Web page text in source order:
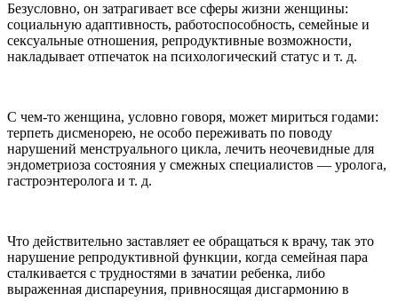
Безусловно, он затрагивает все сферы жизни женщины:
социальную адаптивность, работоспособность, семейные и
сексуальные отношения, репродуктивные возможности,
накладывает отпечаток на психологический статус и т. д.
С чем-то женщина, условно говоря, может мириться годами:
терпеть дисменорею, не особо переживать по поводу
нарушений менструального цикла, лечить неочевидные для
эндометриоза состояния у смежных специалистов — уролога,
гастроэнтеролога и т. д.
Что действительно заставляет ее обращаться к врачу, так это
нарушение репродуктивной функции, когда семейная пара
сталкивается с трудностями в зачатии ребенка, либо
выраженная диспареуния, привносящая дисгармонию в